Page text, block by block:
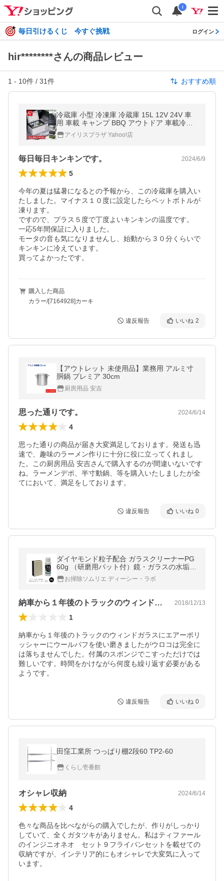
i
毎日引けるくじ 今すぐ挑戦 ログイン
hir********さんの商品レビュー
1 - 10件 / 31件 おすすめ順
冷蔵庫 小型 冷凍庫 冷蔵庫 15L 12V 24V 車
用 車載 キャンプ BBQ アウトドア 車載冷凍
庫 車載用冷蔵庫 ポータブル冷蔵庫 PCR-15U
アイリスプラザ Yahoo!店
毎日毎日キンキンです。 2024/6/9
5
今年の夏は猛暑になるとの予報から、この冷蔵庫を購入い
たしました。マイナス１０度に設定したらペットボトルが
凍ります。
ですので、プラス５度で丁度よいキンキンの温度です。
一応5年間保証に入りました。
モータの音も気になりませんし、始動から３０分くらいで
キンキンに冷えています。
買ってよかったです。
購入した商品
カラー/[7164928]カーキ
違反報告 いいね 2
【アウトレット 未使用品】業務用 アルミ寸
胴鍋 プレミア 30cm
厨房用品 安吉
思った通りです。 2024/6/14
4
思った通りの商品が届き大変満足しております。発送も迅
速で、趣味のラーメン作りに十分に役に立ってくれまし
た。この厨房用品 安吉さんで購入するのが間違いないです
ね。ラーメンデポ、半寸動鍋、等を購入いたしましたが全
てにおいて、満足をしております。
違反報告 いいね 0
ダイヤモンド粒子配合 ガラスクリーナーPG
60g （研磨用パット付）鏡・ガラスの水垢・
ウロコ取り、油膜取り 強力液体タイプ
お掃除ソムリエ ディーシー・ラボ
納車から１年後のトラックのウィンドガラ… 2018/12/13
1
納車から１年後のトラックのウィンドガラスにエアーポリ
ッシャーにウールパフを使い磨きましたがウロコは完全に
は落ちませんでした。付属のスポンジでこすっただけでは
難しいです。時間をかけながら何度も繰り返す必要がある
ようです。
違反報告 いいね 0
田窪工業所 つっぱり棚2段60 TP2-60
くらし壱番館
オシャレ収納 2024/6/14
4
色々な商品を比べながらの購入でしたが、作りがしっかり
していて、全くガタツキがありません。私はティファール
のインジニオネオ　セット９フライパンセットを載せての
収納ですが、インテリア的にもオシャレで大変気に入って
います。